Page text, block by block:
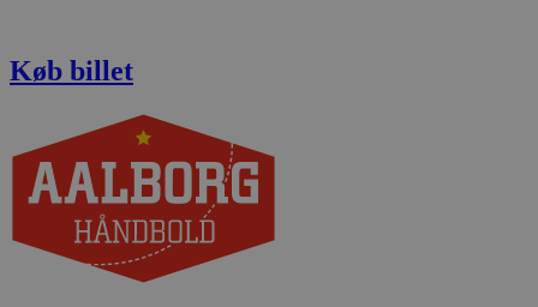
indhold
Køb billet